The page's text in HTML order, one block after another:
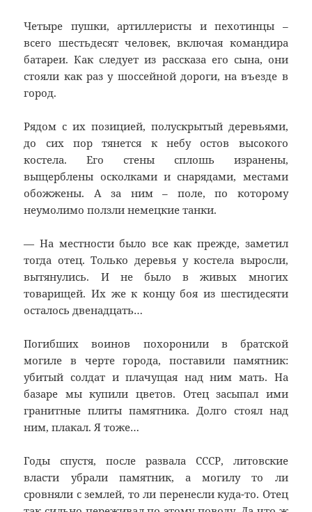
Четыре пушки, артиллеристы и пехотинцы –
всего шестьдесят человек, включая командира
батареи. Как следует из рассказа его сына, они
стояли как раз у шоссейной дороги, на въезде в
город.
Рядом с их позицией, полускрытый деревьями,
до сих пор тянется к небу остов высокого
костела. Его стены сплошь изранены,
выщерблены осколками и снарядами, местами
обожжены. А за ним – поле, по которому
неумолимо ползли немецкие танки.
— На местности было все как прежде, заметил
тогда отец. Только деревья у костела выросли,
вытянулись. И не было в живых многих
товарищей. Их же к концу боя из шестидесяти
осталось двенадцать…
Погибших воинов похоронили в братской
могиле в черте города, поставили памятник:
убитый солдат и плачущая над ним мать. На
базаре мы купили цветов. Отец засыпал ими
гранитные плиты памятника. Долго стоял над
ним, плакал. Я тоже…
Годы спустя, после развала СССР, литовские
власти убрали памятник, а могилу то ли
сровняли с землей, то ли перенесли куда-то. Отец